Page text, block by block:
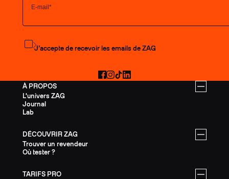
À PROPOS
L'univers ZAG
Journal
Lab
DÉCOUVRIR ZAG
Trouver un revendeur
Où tester ?
TARIFS PRO
S'abonner à la newsletter
J’accepte de recevoir les emails de ZAG
Facebook
Instagram
TikTokLinkedIn